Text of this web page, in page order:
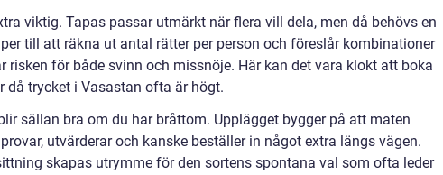
viktig. Tapas passar utmärkt när flera vill dela, men då behövs en
till att räkna ut antal rätter per person och föreslår kombinationer
risken för både svinn och missnöje. Här kan det vara klokt att boka
då trycket i Vasastan ofta är högt.
sällan bra om du har bråttom. Upplägget bygger på att maten
utvärderar och kanske beställer in något extra längs vägen.
skapas utrymme för den sortens spontana val som ofta leder